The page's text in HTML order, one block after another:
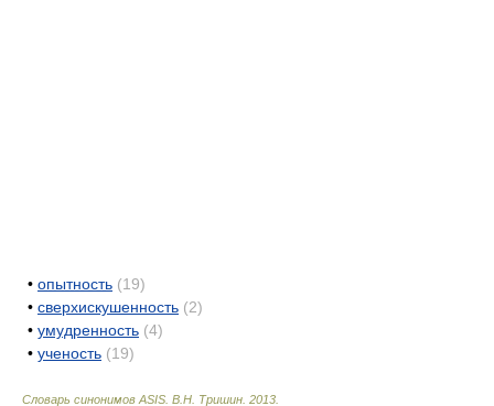
• опытность (19)
• сверхискушенность (2)
• умудренность (4)
• ученость (19)
Словарь синонимов ASIS. В.Н. Тришин 2013